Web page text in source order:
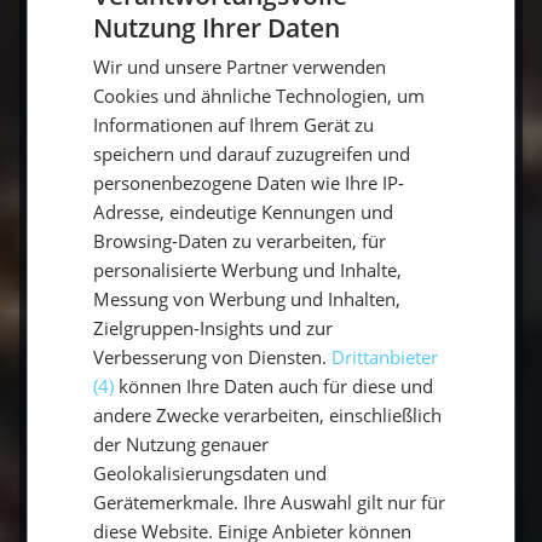
Freiheit, die nur der Ozean bieten kann.
Perfekter Segelurlaub für dich:
Ein Segeltörn durch die Balearen. Hier triffst du
auf andere Gleichgesinnte, genießt das Leben
in deinem eigenen Tempo und findest
gleichzeitig die perfekte Mischung aus
Gemeinschaft und Rückzug.
Der Anfänger (a.k.a. "Das Greenhorn")
Keine Sorge, jeder fängt mal an – und der
erste Segelurlaub kann ein aufregendes
Abenteuer sein, ohne zu überfordern. Wenn du
Nutzung Ihrer Daten
Wir und unsere Partner verwenden
Cookies und ähnliche Technologien, um
Informationen auf Ihrem Gerät zu
speichern und darauf zuzugreifen und
personenbezogene Daten wie Ihre IP-
Adresse, eindeutige Kennungen und
Browsing-Daten zu verarbeiten, für
personalisierte Werbung und Inhalte,
Messung von Werbung und Inhalten,
Zielgruppen-Insights und zur
Verbesserung von Diensten. Drittanbieter
(4) können Ihre Daten auch für diese und
andere Zwecke verarbeiten, einschließlich
der Nutzung genauer
Geolokalisierungsdaten und
Gerätemerkmale. Ihre Auswahl gilt nur für
diese Website. Einige Anbieter können